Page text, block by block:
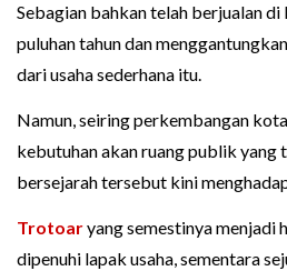
Sebagian bahkan telah berjualan
puluhan tahun dan
dari usaha sederhana itu.
Namun, seiring perkembangan
kebutuhan akan ruang publik yang
bersejarah tersebut kini
Trotoaryang semestinya menjadi
dipenuhi lapak usaha, sementara